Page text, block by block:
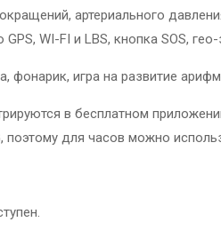
артериального
WI-FI и LBS, кнопка SOS,
фонарик, игра на развитие
в бесплатном
поэтому для часов можно